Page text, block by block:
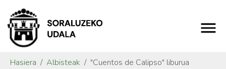
Hasiera Albisteak "Cuentos de Calipso" liburua